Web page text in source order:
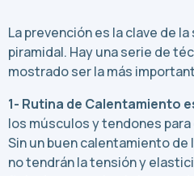
La prevención es la clave de
piramidal. Hay una serie de
mostrado ser la más
1- Rutina de Calentamiento
los músculos y tendones
Sin un buen calentamiento
no tendrán la tensión y